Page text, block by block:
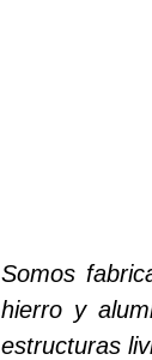
Somos
hierro y
estructuras